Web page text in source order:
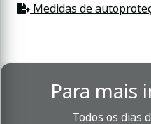
Medidas de
Para mais
Todos os dias